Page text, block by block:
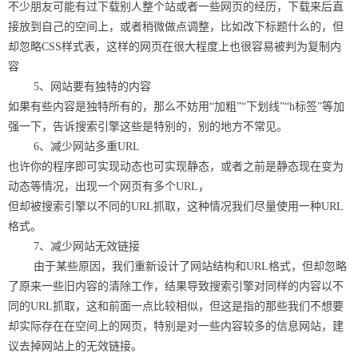
不少朋友可能有过下载别人整个站或者一些网页的经历，下载来后直
接放到自己的空间上，或者稍微做点调整，比如改下标题什么的，但
却忽略CSS样式表，这样的网页在很大程度上也很容易被判为复制内
容
5、网站要有独特的内容
如果有些内容是独特所有的，那么不妨用“加粗”“下划线”“h标签”等加
强一下，告诉搜索引擎这些是特别的，别的地方不常见。
6、减少网站多重URL
也许你的程序即可实现动态也可实现静态，或者之前是静态现在变为
动态等情况，出现一个网页有多个URL，
但却被搜索引擎以不同的URL抓取，这种情况我们尽量使用一种URL
格式。
7、减少网站无效链接
由于某些原因，我们重新设计了网站结构和URL格式，但却忽略
了原来一些旧内容的清除工作，结果导致搜索引擎对同样的内容以不
同的URL抓取，这和前面一点比较相似，但这是指的那些我们不想要
却实际存在在空间上的网页，特别是对一些内容较多的信息网站，建
议去掉网站上的无效链接。